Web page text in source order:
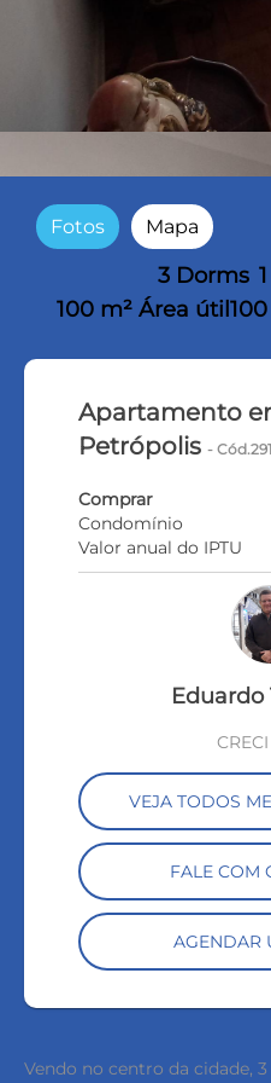
Fotos Mapa
3 Dorms
100 m² Área útil
Apartamento
Petrópolis-
Comprar
Condomínio
Valor anual do IPTU
Eduardo
VEJA TODOS
FALE COM
AGENDAR
Vendo no centro da cidade,